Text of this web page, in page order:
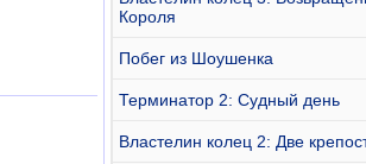
Короля
Побег из Шоушенка
Терминатор 2: Судный день
Властелин колец 2: Две